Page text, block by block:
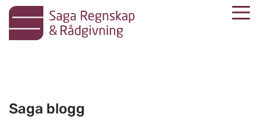
Skip
content
Saga blogg